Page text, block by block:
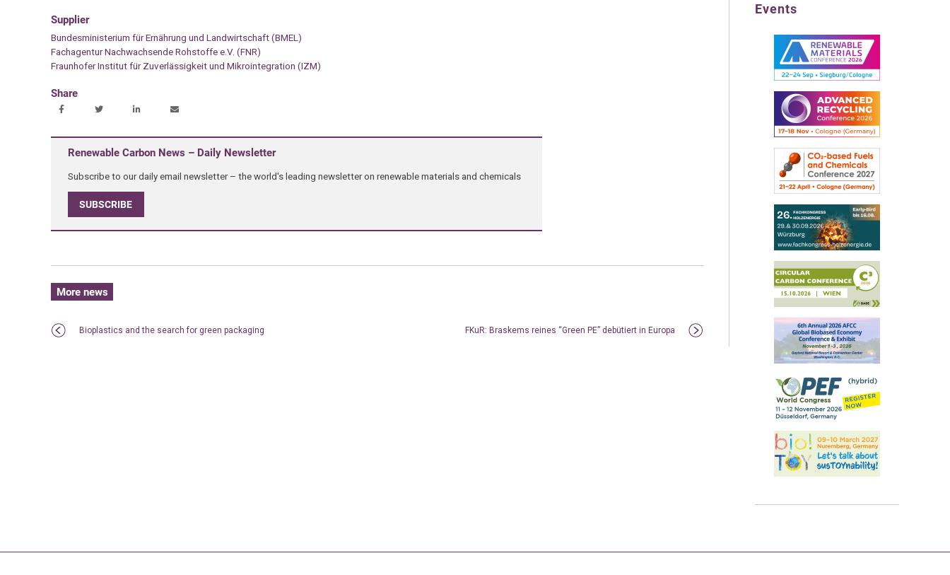
Supplier
Bundesministerium für Ernährung und Landwirtschaft (BMEL)
Fachagentur Nachwachsende Rohstoffe e.V. (FNR)
Fraunhofer Institut für Zuverlässigkeit und Mikrointegration (IZM)
Share
Renewable Carbon News – Daily Newsletter
Subscribe to our daily email newsletter – the world's leading newsletter on renewable materials and chemicals
SUBSCRIBE
More news
Bioplastics and the search for green packaging FKuR: Braskems reines “Green PE” debütiert in Europa
Events